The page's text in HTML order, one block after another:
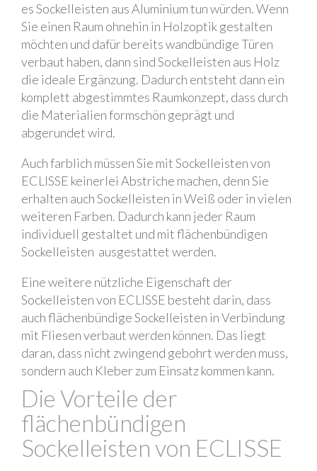
es Sockelleisten aus Aluminium tun würden. Wenn
Sie einen Raum ohnehin in Holzoptik gestalten
möchten und dafür bereits wandbündige Türen
verbaut haben, dann sind Sockelleisten aus Holz
die ideale Ergänzung. Dadurch entsteht dann ein
komplett abgestimmtes Raumkonzept, dass durch
die Materialien formschön geprägt und
abgerundet wird.
Auch farblich müssen Sie mit Sockelleisten von
ECLISSE keinerlei Abstriche machen, denn Sie
erhalten auch Sockelleisten in Weiß oder in vielen
weiteren Farben. Dadurch kann jeder Raum
individuell gestaltet und mit flächenbündigen
Sockelleisten ausgestattet werden.
Eine weitere nützliche Eigenschaft der
Sockelleisten von ECLISSE besteht darin, dass
auch flächenbündige Sockelleisten in Verbindung
mit Fliesen verbaut werden können. Das liegt
daran, dass nicht zwingend gebohrt werden muss,
sondern auch Kleber zum Einsatz kommen kann.
Die Vorteile der
flächenbündigen
Sockelleisten von ECLISSE